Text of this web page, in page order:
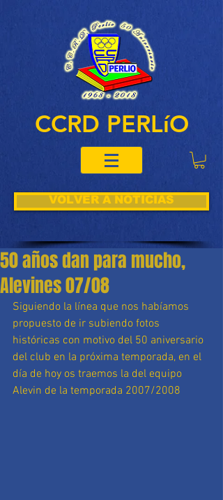
CCRD PERLíO
VOLVER A NOTICIAS
50 años dan para mucho,
Alevines 07/08
Siguiendo la línea que nos habíamos
propuesto de ir subiendo fotos
históricas con motivo del 50 aniversario
del club en la próxima temporada, en el
día de hoy os traemos la del equipo
Alevin de la temporada 2007/2008